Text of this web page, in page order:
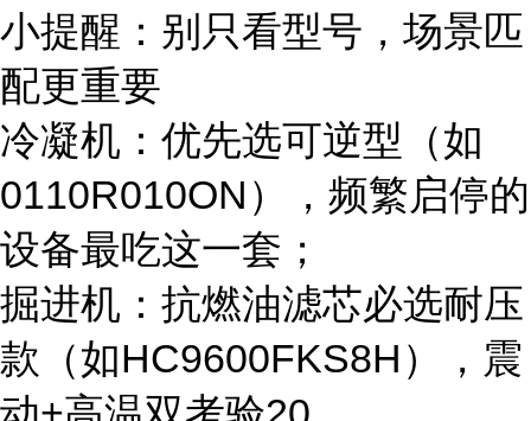
小提醒：别只看型号，场景匹
配更重要
冷凝机：优先选可逆型（如
0110R010ON），频繁启停的
设备最吃这一套；
掘进机：抗燃油滤芯必选耐压
款（如HC9600FKS8H），震